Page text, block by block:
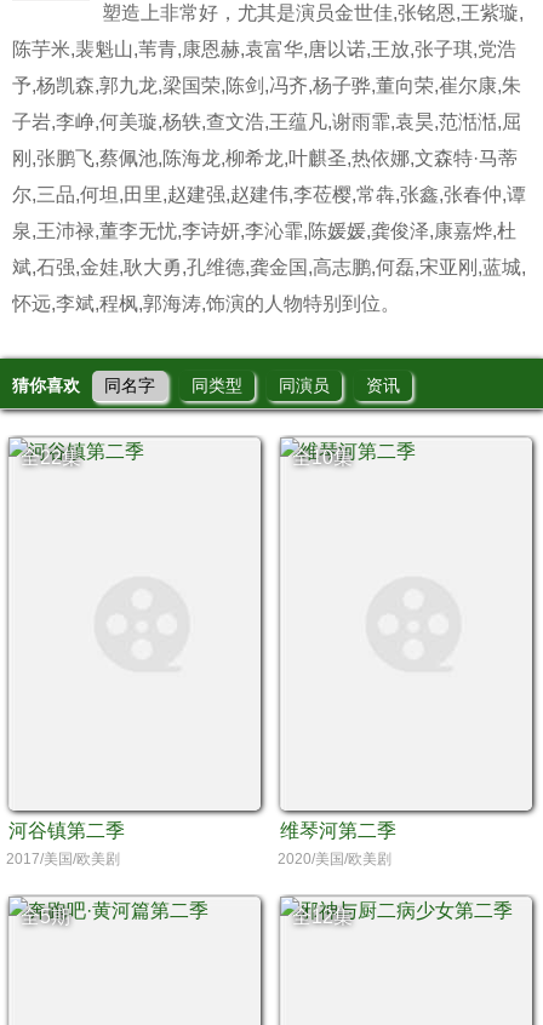
塑造上非常好，尤其是演员金世佳,张铭恩,王紫璇,
陈芋米,裴魁山,苇青,康恩赫,袁富华,唐以诺,王放,张子琪,党浩
予,杨凯森,郭九龙,梁国荣,陈剑,冯齐,杨子骅,董向荣,崔尔康,朱
子岩,李峥,何美璇,杨轶,查文浩,王蕴凡,谢雨霏,袁昊,范湉湉,屈
刚,张鹏飞,蔡佩池,陈海龙,柳希龙,叶麒圣,热依娜,文森特·马蒂
尔,三品,何坦,田里,赵建强,赵建伟,李莅樱,常犇,张鑫,张春仲,谭
泉,王沛禄,董李无忧,李诗妍,李沁霏,陈媛媛,龚俊泽,康嘉烨,杜
斌,石强,金娃,耿大勇,孔维德,龚金国,高志鹏,何磊,宋亚刚,蓝城,
怀远,李斌,程枫,郭海涛,饰演的人物特别到位。
猜你喜欢 同名字 同类型 同演员 资讯
全22集
河谷镇第二季
2017/美国/欧美剧
全10集
维琴河第二季
2020/美国/欧美剧
全5期 全12集